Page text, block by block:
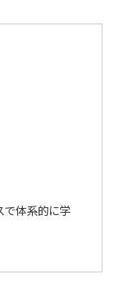
体系的に学